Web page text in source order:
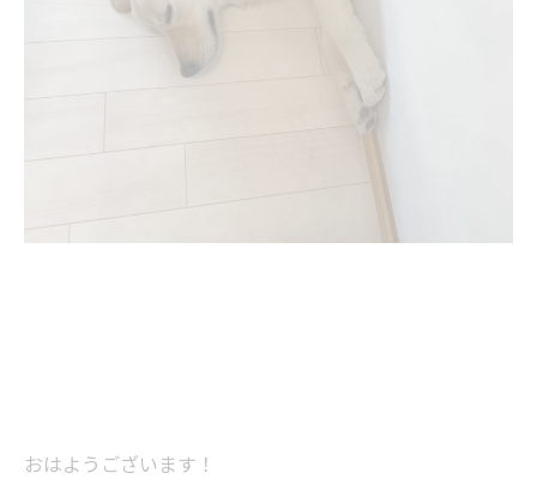
おはようございます！